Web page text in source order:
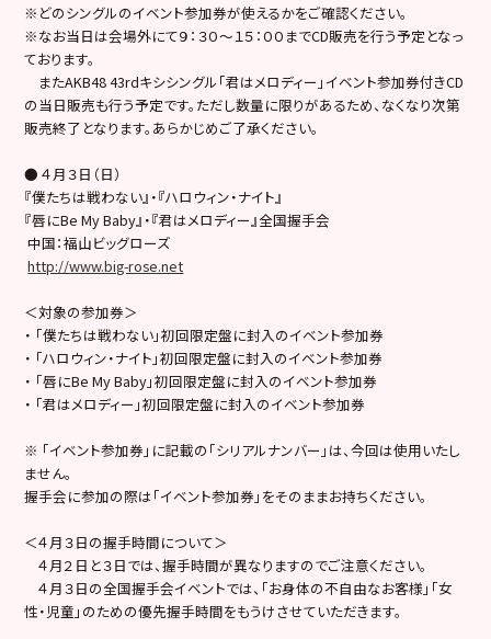
※どのシングルのイベント参加券が使えるかをご確認ください。
※なお当日は会場外にて９：３０～１５：００までCD販売を行う予定となっ
ております。
またAKB48 43rdキシシングル「君はメロディー」イベント参加券付きCD
の当日販売も行う予定です。ただし数量に限りがあるため、なくなり次第
販売終了となります。あらかじめご了承ください。
● ４月３日（日）
『僕たちは戦わない』・『ハロウィン・ナイト』
『唇にBe My Baby』・『君はメロディー』全国握手会
中国：福山ビッグローズ
http://www.big-rose.net
＜対象の参加券＞
・ 「僕たちは戦わない」初回限定盤に封入のイベント参加券
・ 「ハロウィン・ナイト」初回限定盤に封入のイベント参加券
・ 「唇にBe My Baby」初回限定盤に封入のイベント参加券
・ 「君はメロディー」初回限定盤に封入のイベント参加券
※ 「イベント参加券」に記載の「シリアルナンバー」は、今回は使用いたし
ません。
握手会に参加の際は「イベント参加券」をそのままお持ちください。
＜４月３日の握手時間について＞
４月２日と３日では、握手時間が異なりますのでご注意ください。
４月３日の全国握手会イベントでは、「お身体の不自由なお客様」「女
性・児童」のための優先握手時間をもうけさせていただきます。